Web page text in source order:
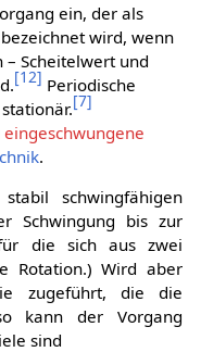
ein, der als
bezeichnet wird, wenn
Scheitelwert und
[12] Periodische
[7]
eingeschwungene
.
schwingfähigen
Schwingung bis zur
für die sich aus zwei
Rotation.) Wird aber
zugeführt, die die
kann der Vorgang
sind